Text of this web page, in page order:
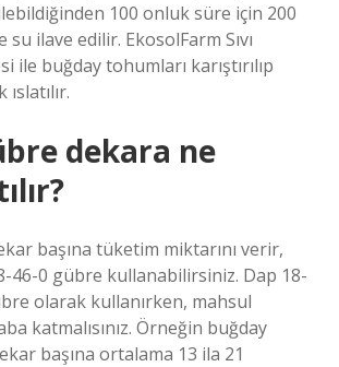
100 onluk süre için 200
ilave edilir. EkosolFarm Sıvı
ile buğday tohumları karıştırılıp
dekara ne
başına tüketim miktarını verir,
46-0 gübre kullanabilirsiniz. Dap 18-
olarak kullanırken, mahsul
katmalısınız. Örneğin buğday
başına ortalama 13 ila 21